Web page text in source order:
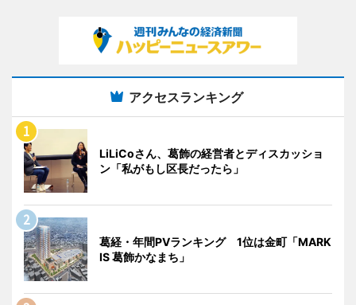
アクセスランキング
LiLiCoさん、葛飾の経営者とディスカッショ
ン「私がもし区長だったら」
葛経・年間PVランキング 1位は金町「MARK
IS 葛飾かなまち」